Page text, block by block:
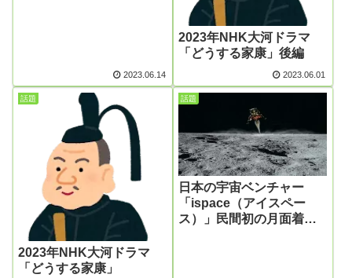
2023.06.14
2023年NHK大河ドラマ
「どうする家康」後編
2023.06.01
話題
2023年NHK大河ドラマ
「どうする家康」
話題
日本の宇宙ベンチャー
「ispace（アイスペー
ス）」民間初の月面着陸